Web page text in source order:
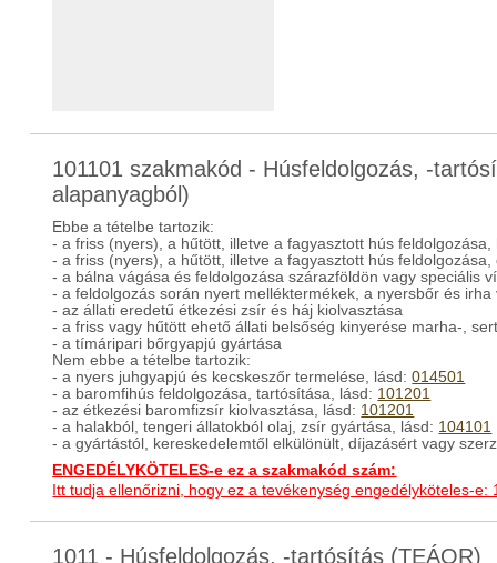
101101 szakmakód - Húsfeldolgozás, -
alapanyagból)
Ebbe a tételbe tartozik:
- a friss (nyers), a hűtött, illetve a fagyasztott hús feldolgozása,
- a friss (nyers), a hűtött, illetve a fagyasztott hús feldolgozása,
- a bálna vágása és feldolgozása szárazföldön vagy speciális
- a feldolgozás során nyert melléktermékek, a nyersbőr és
- az állati eredetű étkezési zsír és háj kiolvasztása
- a friss vagy hűtött ehető állati belsőség kinyerése marha-,
- a tímáripari bőrgyapjú gyártása
Nem ebbe a tételbe tartozik:
- a nyers juhgyapjú és kecskeszőr termelése, lásd:014501
- a baromfihús feldolgozása, tartósítása, lásd: 101201
- az étkezési baromfizsír kiolvasztása, lásd: 101201
- a halakból, tengeri állatokból olaj, zsír gyártása, lásd: 104101
- a gyártástól, kereskedelemtől elkülönült, díjazásért vagy
ENGEDÉLYKÖTELES-e ez a szakmakód szám:
Itt tudja ellenőrizni, hogy ez a tevékenység engedélyköteles-e:
1011 - Húsfeldolgozás, -tartósítás (TEÁOR)